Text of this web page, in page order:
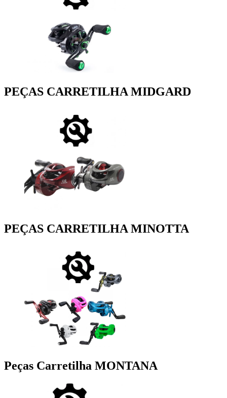
PEÇAS CARRETILHA MIDGARD
PEÇAS CARRETILHA MINOTTA
Peças Carretilha MONTANA